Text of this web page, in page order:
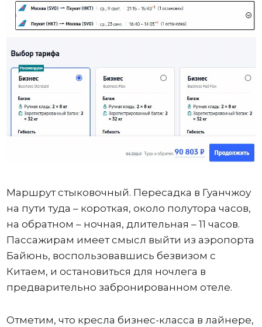
Маршрут стыковочный. Пересадка в Гуанчжоу
на пути туда – короткая, около полутора часов,
на обратном – ночная, длительная – 11 часов.
Пассажирам имеет смысл выйти из аэропорта
Байюнь, воспользовавшись безвизом с
Китаем, и остановиться для ночлега в
предварительно забронированном отеле.
Отметим, что кресла бизнес-класса в лайнере,